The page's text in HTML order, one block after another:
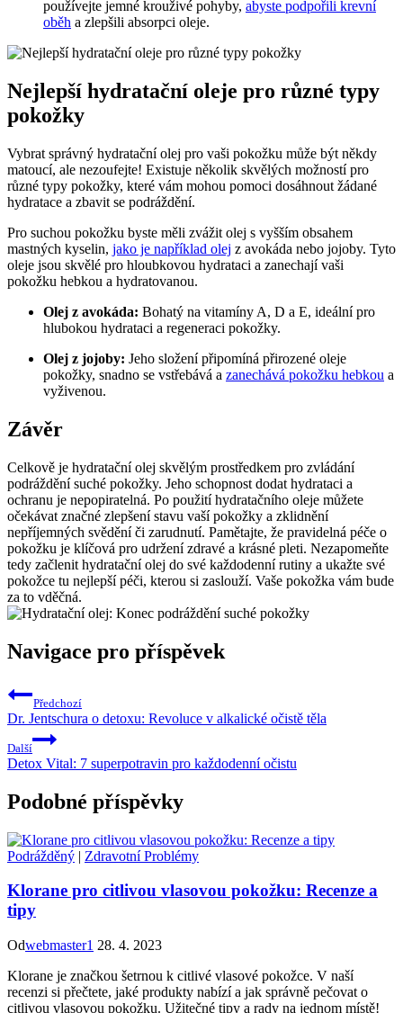
používejte jemné krouživé pohyby, abyste podpořili krevní
oběh a zlepšili absorpci oleje.
Nejlepší hydratační oleje pro různé typy
pokožky
Vybrat správný hydratační olej pro vaši pokožku může být někdy
matoucí, ale nezoufejte! Existuje několik skvělých možností pro
různé typy pokožky, které vám mohou pomoci dosáhnout žádané
hydratace a zbavit se podráždění.
Pro suchou pokožku byste měli zvážit olej s vyšším obsahem
mastných kyselin, jako je například olej z avokáda nebo jojoby. Tyto
oleje jsou skvělé pro hloubkovou hydrataci a zanechají vaši
pokožku hebkou a hydratovanou.
Olej z avokáda: Bohatý na vitamíny A, D a E, ideální pro
hlubokou hydrataci a regeneraci pokožky.
Olej z jojoby: Jeho složení připomíná přirozené oleje
pokožky, snadno se vstřebává a zanechává pokožku hebkou a
vyživenou.
Závěr
Celkově je hydratační olej skvělým prostředkem pro zvládání
podráždění suché pokožky. Jeho schopnost dodat hydrataci a
ochranu je nepopiratelná. Po použití hydratačního oleje můžete
očekávat značné zlepšení stavu vaší pokožky a zklidnění
nepříjemných svědění či zarudnutí. Pamětajte, že pravidelná péče o
pokožku je klíčová pro udržení zdravé a krásné pleti. Nezapomeňte
tedy začlenit hydratační olej do své každodenní rutiny a ukažte své
pokožce tu nejlepší péči, kterou si zaslouží. Vaše pokožka vám bude
za to vděčná.
Navigace pro příspěvek
Předchozí
Dr. Jentschura o detoxu: Revoluce v alkalické očistě těla
Další
Detox Vital: 7 superpotravin pro každodenní očistu
Podobné příspěvky
Podrážděný | Zdravotní Problémy
Klorane pro citlivou vlasovou pokožku: Recenze a
tipy
Odwebmaster1 28. 4. 2023
Klorane je značkou šetrnou k citlivé vlasové pokožce. V naší
recenzi si přečtete, jaké produkty nabízí a jak správně pečovat o
citlivou vlasovou pokožku. Užitečné tipy a rady na jednom místě!